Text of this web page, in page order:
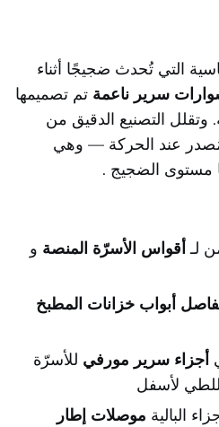
التي تُحدث ضجيجًا أثناء
سرير ناعمة تم تصميمها
التصنيع الدقيق من
عند الحركة — وهي
مستوى الضجيج .
لـ أقواس الأسرّة المنصة و
أبواب خزانات المطبخ
أجزاء سرير مورفي للأسرّة
للطي لأسفل
البالية موصلات إطار